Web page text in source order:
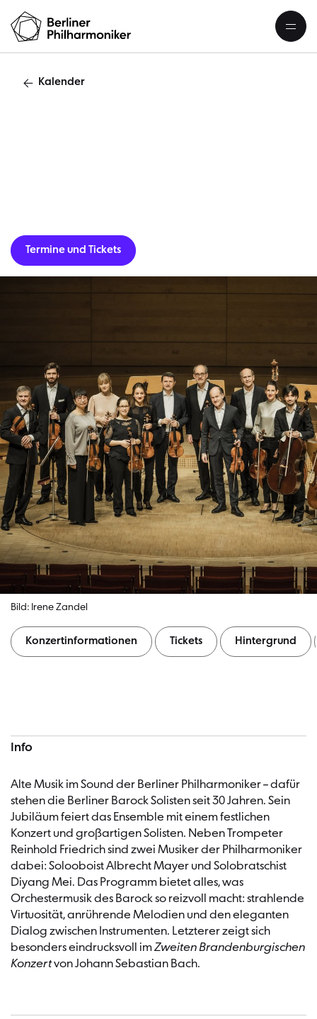
Kalender
Termine und Tickets
Bild: Irene Zandel
Konzertinformationen Tickets Hintergrund
Info
Alte Musik im Sound der Berliner Philharmoniker – dafür
stehen die Berliner Barock Solisten seit 30 Jahren. Sein
Jubiläum feiert das Ensemble mit einem festlichen
Konzert und großartigen Solisten. Neben Trompeter
Reinhold Friedrich sind zwei Musiker der Philharmoniker
dabei: Solooboist Albrecht Mayer und Solobratschist
Diyang Mei. Das Programm bietet alles, was
Orchestermusik des Barock so reizvoll macht: strahlende
Virtuosität, anrührende Melodien und den eleganten
Dialog zwischen Instrumenten. Letzterer zeigt sich
besonders eindrucksvoll imZweiten Brandenburgischen
Konzertvon Johann Sebastian Bach.